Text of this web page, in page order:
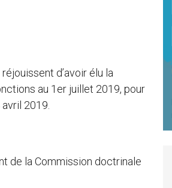
d’avoir élu la
au 1er juillet 2019, pour
2019.
de la Commission doctrinale